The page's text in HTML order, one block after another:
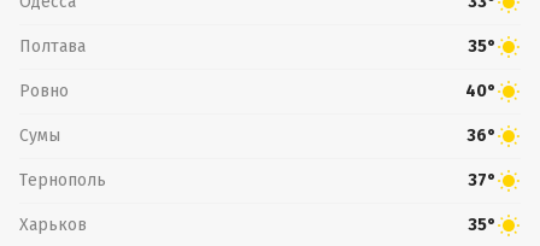
Полтава 35°
Ровно 40°
Сумы 36°
Тернополь 37°
Харьков 35°